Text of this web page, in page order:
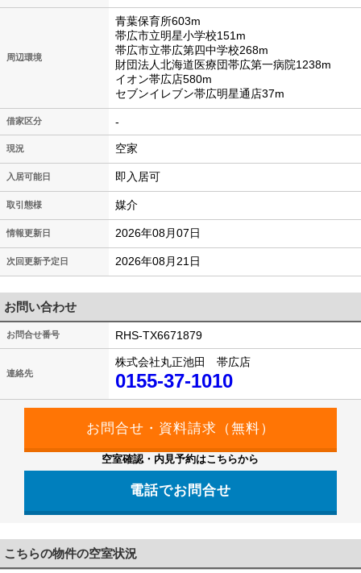
周辺環境
青葉保育所603m
帯広市立明星小学校151m
帯広市立帯広第四中学校268m
財団法人北海道医療団帯広第一病院1238m
イオン帯広店580m
セブンイレブン帯広明星通店37m
借家区分 -
現況 空家
入居可能日 即入居可
取引態様 媒介
情報更新日 2026年08月07日
次回更新予定日 2026年08月21日
お問い合わせ
お問合せ番号 RHS-TX6671879
連絡先
株式会社丸正池田 帯広店
0155-37-1010
空室確認・内見予約はこちらから
電話でお問合せ
こちらの物件の空室状況